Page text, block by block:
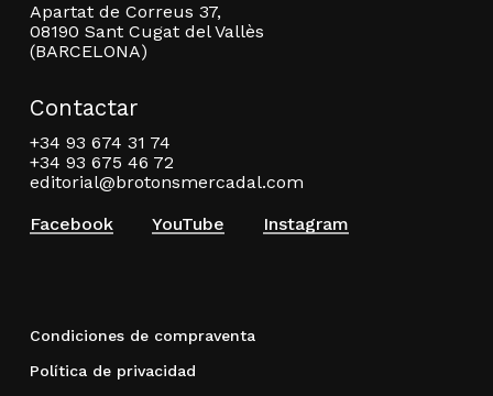
No hay productos en el carrito.
Apartat de Correus 37,
08190 Sant Cugat del Vallès
(BARCELONA)
Contactar
+34 93 674 31 74
+34 93 675 46 72
editorial@brotonsmercadal.com
Facebook
YouTube Instagram
Condiciones de compraventa
Política de privacidad